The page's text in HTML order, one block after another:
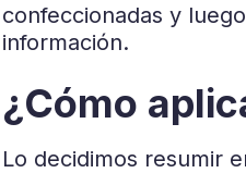
confeccionadas y
información.
¿Cómo
Lo decidimos resumir